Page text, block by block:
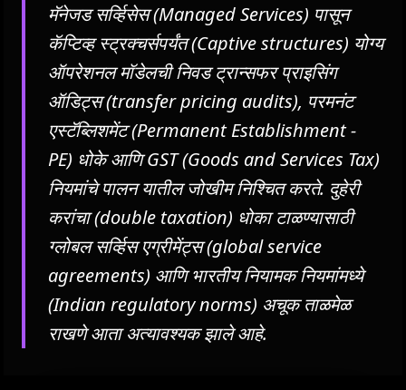
मॅनेजड सर्व्हिसेस (Managed Services) पासून
कॅप्टिव्ह स्ट्रक्चर्सपर्यंत (Captive structures) योग्य
ऑपरेशनल मॉडेलची निवड ट्रान्सफर प्राइसिंग
ऑडिट्स (transfer pricing audits), परमनंट
एस्टॅब्लिशमेंट (Permanent Establishment -
PE) धोके आणि GST (Goods and Services Tax)
नियमांचे पालन यातील जोखीम निश्चित करते. दुहेरी
करांचा (double taxation) धोका टाळण्यासाठी
ग्लोबल सर्व्हिस एग्रीमेंट्स (global service
agreements) आणि भारतीय नियामक नियमांमध्ये
(Indian regulatory norms) अचूक ताळमेळ
राखणे आता अत्यावश्यक झाले आहे.